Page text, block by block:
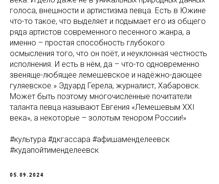
голоса, внешности и артистизма певца. Есть в Южине
что-то такое, что выделяет и подымает его из общего
ряда артистов современного песенного жанра, а
именно – простая способность глубокого
осмысления того, что он поёт, и неуклонная честность
исполнения. И есть в нём, да – что-то одновременно
звеняще-любящее лемешевское и надёжно-дающее
гуляевское.» Эдуард Герела, журналист, Хабаровск.
Может быть поэтому многочисленные почитатели
таланта певца называют Евгения «Лемешевым XXI
века», а некоторые – золотым тенором России!»
#культура #дкгассара #афишаменделеевск
#кудапойтименделеевск
05.09.2024